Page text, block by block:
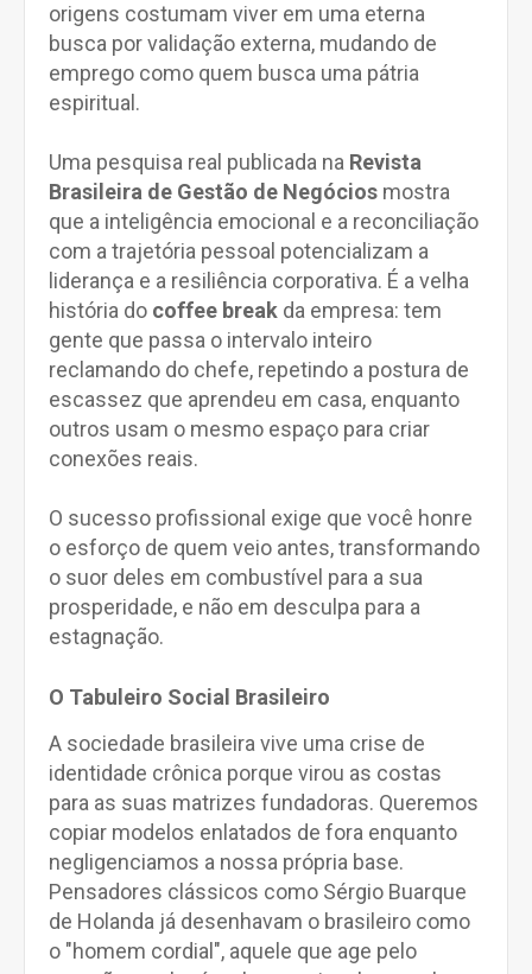
origens costumam viver em uma eterna
busca por validação externa, mudando de
emprego como quem busca uma pátria
espiritual.
Uma pesquisa real publicada na Revista
Brasileira de Gestão de Negócios mostra
que a inteligência emocional e a reconciliação
com a trajetória pessoal potencializam a
liderança e a resiliência corporativa. É a velha
história do coffee break da empresa: tem
gente que passa o intervalo inteiro
reclamando do chefe, repetindo a postura de
escassez que aprendeu em casa, enquanto
outros usam o mesmo espaço para criar
conexões reais.
O sucesso profissional exige que você honre
o esforço de quem veio antes, transformando
o suor deles em combustível para a sua
prosperidade, e não em desculpa para a
estagnação.
O Tabuleiro Social Brasileiro
A sociedade brasileira vive uma crise de
identidade crônica porque virou as costas
para as suas matrizes fundadoras. Queremos
copiar modelos enlatados de fora enquanto
negligenciamos a nossa própria base.
Pensadores clássicos como Sérgio Buarque
de Holanda já desenhavam o brasileiro como
o "homem cordial", aquele que age pelo